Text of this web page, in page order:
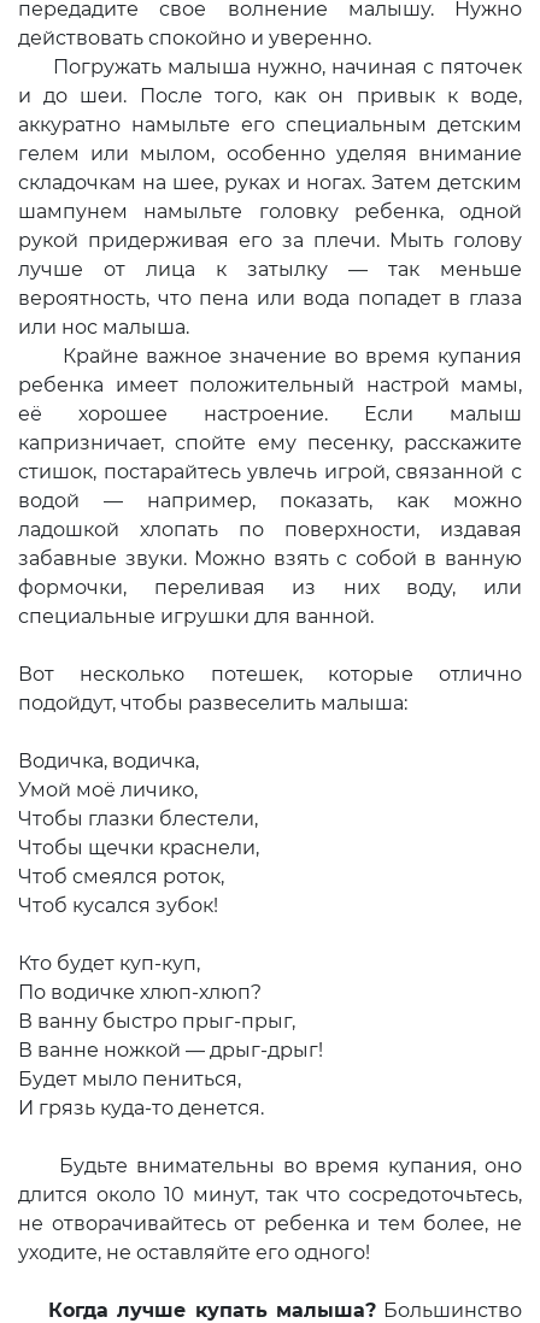
передадите свое волнение малышу. Нужно
действовать спокойно и уверенно.
Погружать малыша нужно, начиная с пяточек
и до шеи. После того, как он привык к воде,
аккуратно намыльте его специальным детским
гелем или мылом, особенно уделяя внимание
складочкам на шее, руках и ногах. Затем детским
шампунем намыльте головку ребенка, одной
рукой придерживая его за плечи. Мыть голову
лучше от лица к затылку — так меньше
вероятность, что пена или вода попадет в глаза
или нос малыша.
Крайне важное значение во время купания
ребенка имеет положительный настрой мамы,
её хорошее настроение. Если малыш
капризничает, спойте ему песенку, расскажите
стишок, постарайтесь увлечь игрой, связанной с
водой — например, показать, как можно
ладошкой хлопать по поверхности, издавая
забавные звуки. Можно взять с собой в ванную
формочки, переливая из них воду, или
специальные игрушки для ванной.
Вот несколько потешек, которые отлично
подойдут, чтобы развеселить малыша:
Водичка, водичка,
Умой моё личико,
Чтобы глазки блестели,
Чтобы щечки краснели,
Чтоб смеялся роток,
Чтоб кусался зубок!
Кто будет куп-куп,
По водичке хлюп-хлюп?
В ванну быстро прыг-прыг,
В ванне ножкой — дрыг-дрыг!
Будет мыло пениться,
И грязь куда-то денется.
Будьте внимательны во время купания, оно
длится около 10 минут, так что сосредоточьтесь,
не отворачивайтесь от ребенка и тем более, не
уходите, не оставляйте его одного!
Когда лучше купать малыша?Большинство